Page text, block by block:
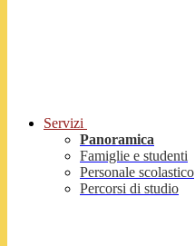
Servizi
Panoramica
Famiglie e studenti
Personale scolastico
Percorsi di studio